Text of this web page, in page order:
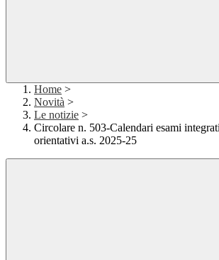
Home >
Novità >
Le notizie >
Circolare n. 503-Calendari esami
orientativi a.s. 2025-25